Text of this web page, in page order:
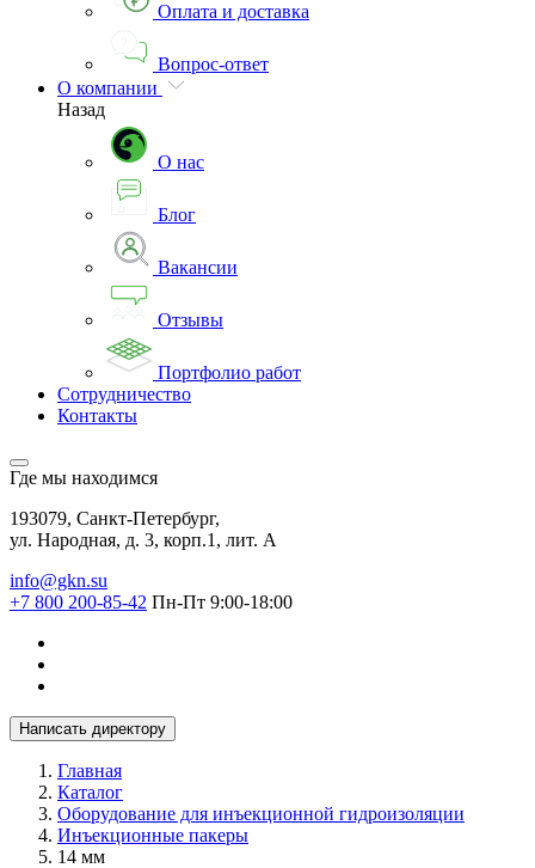
Оплата и доставка
Вопрос-ответ
О компании
Назад
О нас
Блог
Вакансии
Отзывы
Портфолио работ
Сотрудничество
Контакты
Где мы находимся
193079, Санкт-Петербург,
ул. Народная, д. 3, корп.1, лит. А
info@gkn.su
+7 800 200-85-42 Пн-Пт 9:00-18:00
Написать директору
Главная
Каталог
Оборудование для инъекционной гидроизоляции
Инъекционные пакеры
14 мм